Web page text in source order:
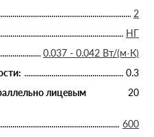
2
НГ
0.037 - 0.042 Вт/(м·К)
0.3
лицевым
20
600